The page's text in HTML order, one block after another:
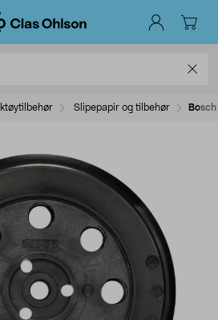
Slipepapir og tilbehør